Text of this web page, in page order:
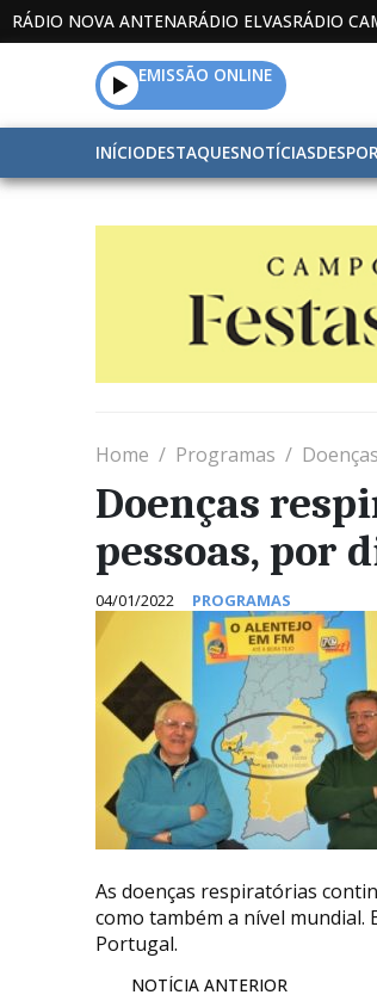
RÁDIO NOVA ANTENARÁDIO ELVASRÁDIO
EMISSÃO ONLINE
INÍCIODESTAQUESNOTÍCIAS
Home Programas
Doenças
pessoas, por
04/01/2022 PROGRAMAS
As doenças respiratórias
como também a nível mundial.
Portugal.
NOTÍCIA ANTERIOR